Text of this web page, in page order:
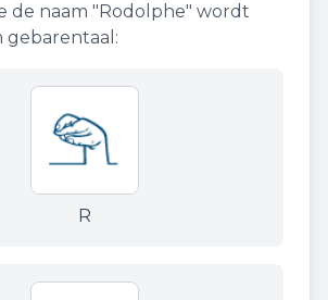
de naam "Rodolphe" wordt
gebarentaal:
R